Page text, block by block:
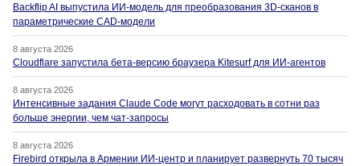
Backflip AI выпустила ИИ-модель для преобразования 3D-сканов в
параметрические CAD-модели
8 августа 2026
Cloudflare запустила бета-версию браузера Kitesurf для ИИ-агентов
8 августа 2026
Интенсивные задания Claude Code могут расходовать в сотни раз
больше энергии, чем чат-запросы
8 августа 2026
Firebird открыла в Армении ИИ-центр и планирует развернуть 70 тысяч